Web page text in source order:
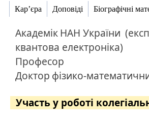
Кар’єра Доповіді Біографічні
АкадемікНАН України
квантова електроніка)
Професор
Доктор фізико-
Участь у роботі